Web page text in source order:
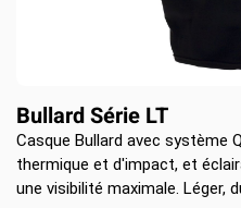
Bullard Série LT
Casque Bullard avec système
thermique et d'impact, et
une visibilité maximale. Léger,